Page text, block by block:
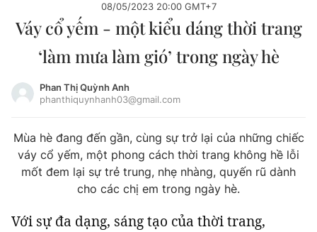
Chuyên mục
Chuyên mục khác
Chào ngày mới Tin 24h
Tin thị trường Tin 360
Video Podcasts
Thông tin tài khoản
Đổi mật khẩu
Tin đã lưu
Đăng xuất
08/05/2023 20:00 GMT+7
Váy cổ yếm - một kiểu dáng thời trang
‘làm mưa làm gió’ trong ngày hè
Phan Thị Quỳnh Anh
phanthiquynhanh03@gmail.com
Mùa hè đang đến gần, cùng sự trở lại của những chiếc
váy cổ yếm, một phong cách thời trang không hề lỗi
mốt đem lại sự trẻ trung, nhẹ nhàng, quyến rũ dành
cho các chị em trong ngày hè.
Với sự đa dạng, sáng tạo của thời trang,